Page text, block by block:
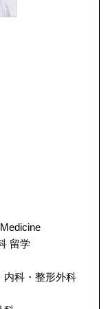
留学
内科・整形外科